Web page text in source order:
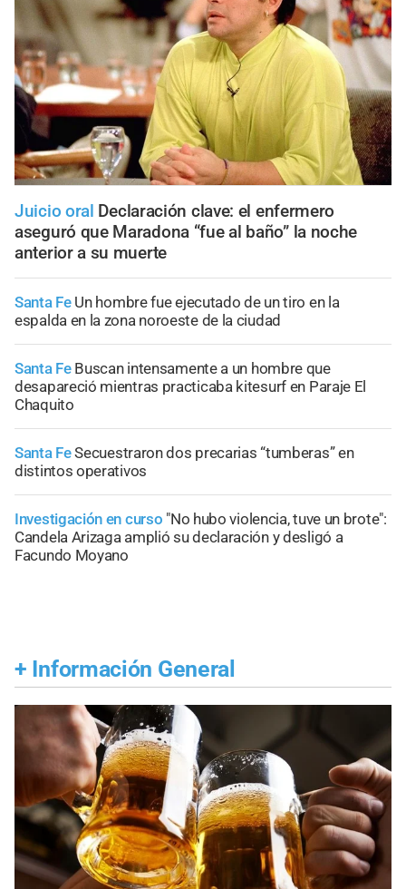
Juicio oral Declaración clave: el enfermero
aseguró que Maradona “fue al baño” la noche
anterior a su muerte
Santa Fe Un hombre fue ejecutado de un tiro en la
espalda en la zona noroeste de la ciudad
Santa Fe Buscan intensamente a un hombre que
desapareció mientras practicaba kitesurf en Paraje El
Chaquito
Santa FeSecuestraron dos precarias “tumberas” en
distintos operativos
Investigación en curso "No hubo violencia, tuve un brote":
Candela Arizaga amplió su declaración y desligó a
Facundo Moyano
+ Información General